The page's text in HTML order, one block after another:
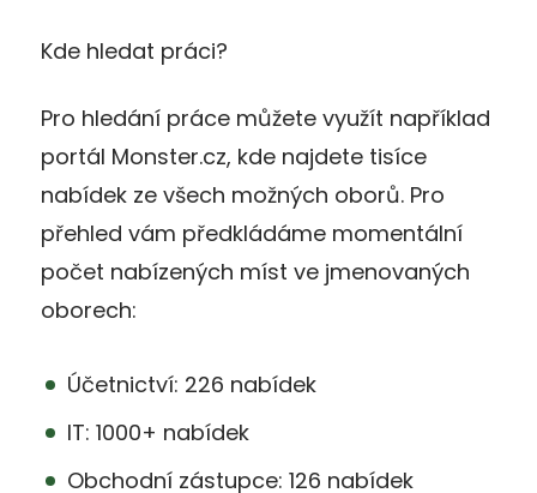
Kde hledat práci?
Pro hledání práce můžete využít například
portál Monster.cz, kde najdete tisíce
nabídek ze všech možných oborů. Pro
přehled vám předkládáme momentální
počet nabízených míst ve jmenovaných
oborech:
Účetnictví: 226 nabídek
IT: 1000+ nabídek
Obchodní zástupce: 126 nabídek